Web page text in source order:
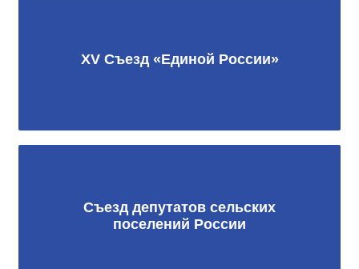
XV Съезд «Единой России»
Съезд депутатов сельских
поселений России